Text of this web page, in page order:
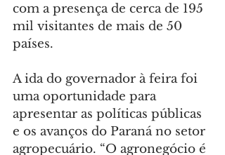
com a presença de cerca de 195
mil visitantes de mais de 50
países.
A ida do governador à feira foi
uma oportunidade para
apresentar as políticas públicas
e os avanços do Paraná no setor
agropecuário. “O agronegócio é